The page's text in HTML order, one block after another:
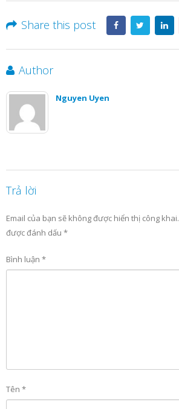
Share this post
Author
Nguyen Uyen
Trả lời
Email của bạn sẽ không được hiển thị công khai.
được đánh dấu *
Bình luận *
Tên *